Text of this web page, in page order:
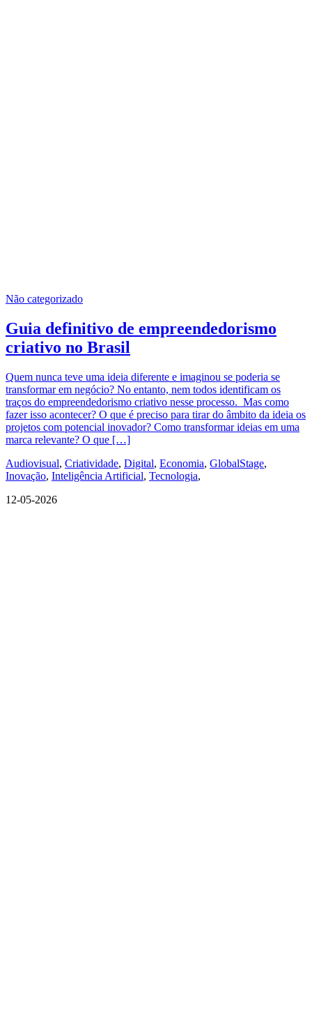
Não categorizado
Guia definitivo de empreendedorismo
criativo no Brasil
Quem nunca teve uma ideia diferente e imaginou se poderia se
transformar em negócio? No entanto, nem todos identificam os
traços do empreendedorismo criativo nesse processo. Mas como
fazer isso acontecer? O que é preciso para tirar do âmbito da ideia os
projetos com potencial inovador? Como transformar ideias em uma
marca relevante? O que […]
Audiovisual, Criatividade, Digital, Economia, GlobalStage,
Inovação, Inteligência Artificial, Tecnologia,
12-05-2026